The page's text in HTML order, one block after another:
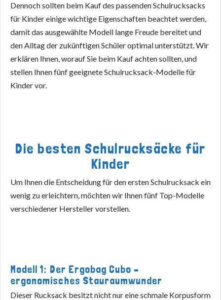
Dennoch sollten beim Kauf des passenden Schulrucksacks
für Kinder einige wichtige Eigenschaften beachtet werden,
damit das ausgewählte Modell lange Freude bereitet und
den Alltag der zukünftigen Schüler optimal unterstützt. Wir
erklären Ihnen, worauf Sie beim Kauf achten sollten, und
stellen Ihnen fünf geeignete Schulrucksack-Modelle für
Kinder vor.
Die besten Schulrucksäcke für
Kinder
Um Ihnen die Entscheidung für den ersten Schulrucksack ein
wenig zu erleichtern, möchten wir Ihnen fünf Top-Modelle
verschiedener Hersteller vorstellen.
Modell 1: Der Ergobag Cubo –
ergonomisches Stauraumwunder
Dieser Rucksack besitzt nicht nur eine schmale Korpusform